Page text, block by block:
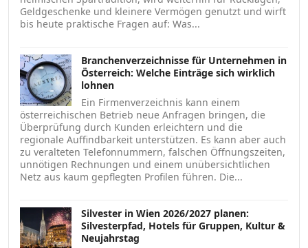
Geldgeschenke und kleinere Vermögen genutzt und wirft
bis heute praktische Fragen auf: Was...
Branchenverzeichnisse für Unternehmen in
Österreich: Welche Einträge sich wirklich
lohnen
Ein Firmenverzeichnis kann einem
österreichischen Betrieb neue Anfragen bringen, die
Überprüfung durch Kunden erleichtern und die
regionale Auffindbarkeit unterstützen. Es kann aber auch
zu veralteten Telefonnummern, falschen Öffnungszeiten,
unnötigen Rechnungen und einem unübersichtlichen
Netz aus kaum gepflegten Profilen führen. Die...
Silvester in Wien 2026/2027 planen:
Silvesterpfad, Hotels für Gruppen, Kultur &
Neujahrstag